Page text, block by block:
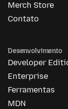
Merch Store
Contato
Desenvolvimento
Developer
Enterprise
Ferramentas
MDN